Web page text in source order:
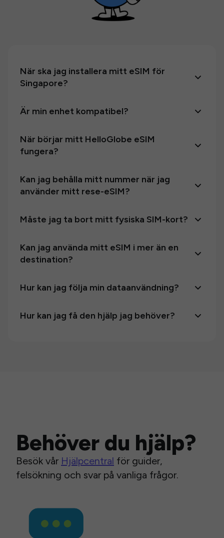
När ska jag installera mitt eSIM för
Singapore?
Är min enhet kompatibel?
När börjar mitt HelloGlobe eSIM
fungera?
Kan jag behålla mitt nummer när jag
använder mitt rese-eSIM?
Måste jag ta bort mitt fysiska SIM-kort?
Kan jag använda mitt eSIM i mer än en
destination?
Hur kan jag följa min dataanvändning?
Hur kan jag få den hjälp jag behöver?
Behöver du hjälp?
Besök vår Hjälpcentral för guider,
felsökning och svar på vanliga frågor.